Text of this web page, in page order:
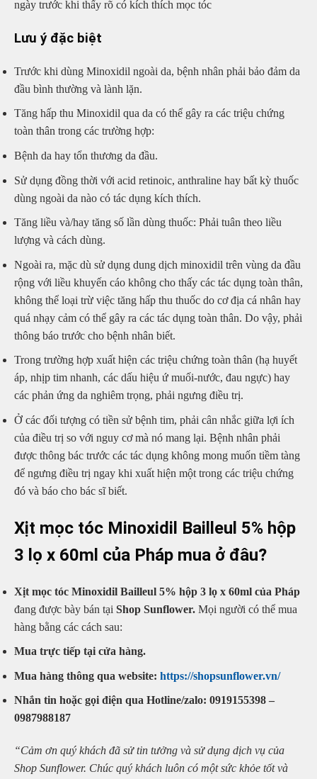
ngày trước khi thấy rõ có kích thích mọc tóc
Lưu ý đặc biệt
Trước khi dùng Minoxidil ngoài da, bệnh nhân phải bảo đảm da
đầu bình thường và lành lặn.
Tăng hấp thu Minoxidil qua da có thể gây ra các triệu chứng
toàn thân trong các trường hợp:
Bệnh da hay tổn thương da đầu.
Sử dụng đồng thời với acid retinoic, anthraline hay bất kỳ thuốc
dùng ngoài da nào có tác dụng kích thích.
Tăng liều và/hay tăng số lần dùng thuốc: Phải tuân theo liều
lượng và cách dùng.
Ngoài ra, mặc dù sử dụng dung dịch minoxidil trên vùng da đầu
rộng với liều khuyến cáo không cho thấy các tác dụng toàn thân,
không thể loại trừ việc tăng hấp thu thuốc do cơ địa cá nhân hay
quá nhạy cảm có thể gây ra các tác dụng toàn thân. Do vậy, phải
thông báo trước cho bệnh nhân biết.
Trong trường hợp xuất hiện các triệu chứng toàn thân (hạ huyết
áp, nhịp tim nhanh, các dấu hiệu ứ muối-nước, đau ngực) hay
các phản ứng da nghiêm trọng, phải ngưng điều trị.
Ở các đối tượng có tiền sử bệnh tim, phải cân nhắc giữa lợi ích
của điều trị so với nguy cơ mà nó mang lại. Bệnh nhân phải
được thông bác trước các tác dụng không mong muốn tiềm tàng
để ngưng điều trị ngay khi xuất hiện một trong các triệu chứng
đó và báo cho bác sĩ biết.
Xịt mọc tóc Minoxidil Bailleul 5% hộp
3 lọ x 60ml của Pháp mua ở đâu?
Xịt mọc tóc Minoxidil Bailleul 5% hộp 3 lọ x 60ml của Pháp
đang được bày bán tại Shop Sunflower. Mọi người có thể mua
hàng bằng các cách sau:
Mua trực tiếp tại cửa hàng.
Mua hàng thông qua website: https://shopsunflower.vn/
Nhắn tin hoặc gọi điện qua Hotline/zalo: 0919155398 –
0987988187
“Cảm ơn quý khách đã sử tin tưởng và sử dụng dịch vụ của
Shop Sunflower. Chúc quý khách luôn có một sức khỏe tốt và